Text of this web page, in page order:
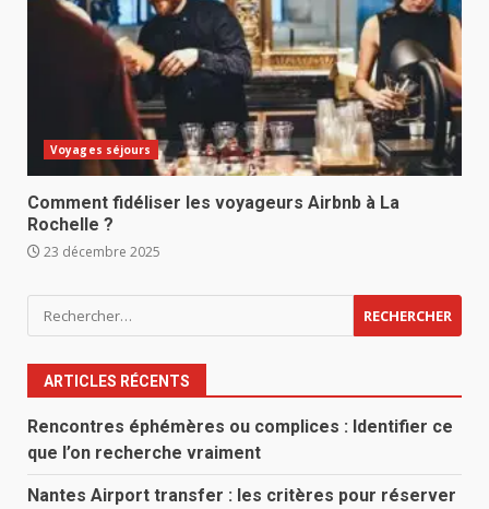
Voyages séjours
Comment fidéliser les voyageurs Airbnb à La
Rochelle ?
23 décembre 2025
Rechercher :
ARTICLES RÉCENTS
Rencontres éphémères ou complices : Identifier ce
que l’on recherche vraiment
Nantes Airport transfer : les critères pour réserver